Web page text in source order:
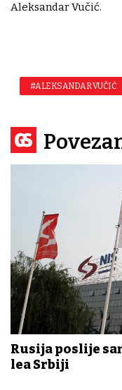
Aleksandar Vučić.
#ALEKSANDAR VUČIĆ
Rusija poslije
leđa Srbiji